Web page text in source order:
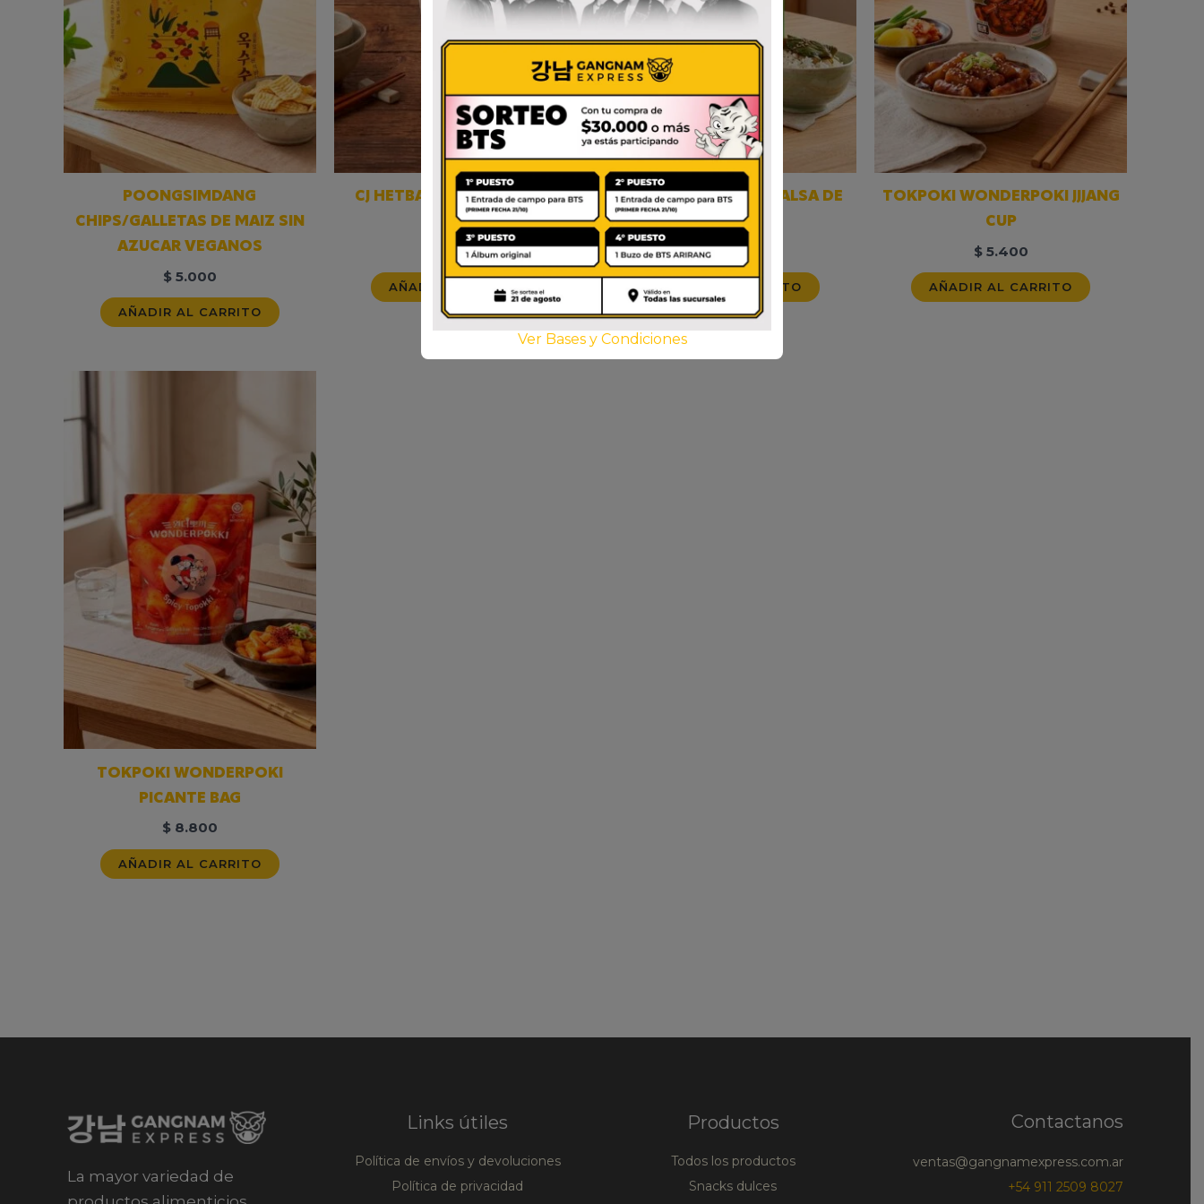
POONGSIMDANG
CHIPS/GALLETAS DE MAIZ SIN
AZUCAR VEGANOS
$5.000
AÑADIR AL CARRITO
CJ HETBAHN INSTANTÁNEO
TOFU
10.000
AÑADIR AL CARRITO
SEMPIO PERILLA EN SALSA DE
SOJA LATA
$9.000
AÑADIR AL CARRITO
TOKPOKI WONDERPOKI JJJANG
CUP
$5.400
AÑADIR AL CARRITO
TOKPOKI WONDERPOKI
PICANTE BAG
$8.800
AÑADIR AL CARRITO
La mayor variedad de
Links útiles
Política de envíos y devoluciones
Política de privacidad
Productos
Todos los productos
Snacks dulces
Contactanos
ventas@gangnamexpress.com.ar
+54 911 2509 8027
Ver Bases y Condiciones